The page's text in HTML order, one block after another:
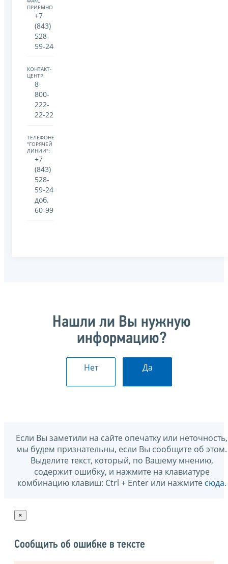
ПРИЕМНОЙ:
+7
(843)
528-
59-24
КОНТАКТ-
ЦЕНТР:
8-
800-
222-
22-22
ТЕЛЕФОНЫ
"ГОРЯЧЕЙ
ЛИНИИ":
+7
(843)
528-
59-24
доб.
60-99
Нашли ли Вы нужную
информацию?
Нет Да
Если Вы заметили на сайте опечатку или неточность,
мы будем признательны, если Вы сообщите об этом.
Выделите текст, который, по Вашему мнению,
содержит ошибку, и нажмите на клавиатуре
комбинацию клавиш: Ctrl + Enter или нажмите сюда.
×
Сообщить об ошибке в тексте